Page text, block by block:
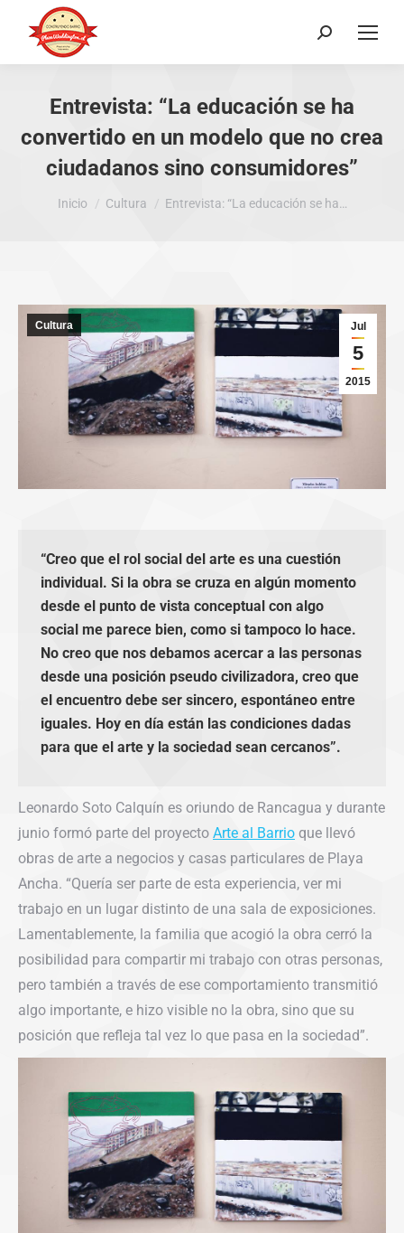
Buscar:
Entrevista: “La educación se ha
convertido en un modelo que no crea
ciudadanos sino consumidores”
Estás aquí:
Inicio Cultura Entrevista: “La educación se ha…
Jul
5
2015
Cultura
“Creo que el rol social del arte es una cuestión
individual. Si la obra se cruza en algún momento
desde el punto de vista conceptual con algo
social me parece bien, como si tampoco lo hace.
No creo que nos debamos acercar a las personas
desde una posición pseudo civilizadora, creo que
el encuentro debe ser sincero, espontáneo entre
iguales. Hoy en día están las condiciones dadas
para que el arte y la sociedad sean cercanos”.
Leonardo Soto Calquín es oriundo de Rancagua y durante
junio formó parte del proyecto Arte al Barrio que llevó
obras de arte a negocios y casas particulares de Playa
Ancha. “Quería ser parte de esta experiencia, ver mi
trabajo en un lugar distinto de una sala de exposiciones.
Lamentablemente, la familia que acogió la obra cerró la
posibilidad para compartir mi trabajo con otras personas,
pero también a través de ese comportamiento transmitió
algo importante, e hizo visible no la obra, sino que su
posición que refleja tal vez lo que pasa en la sociedad”.